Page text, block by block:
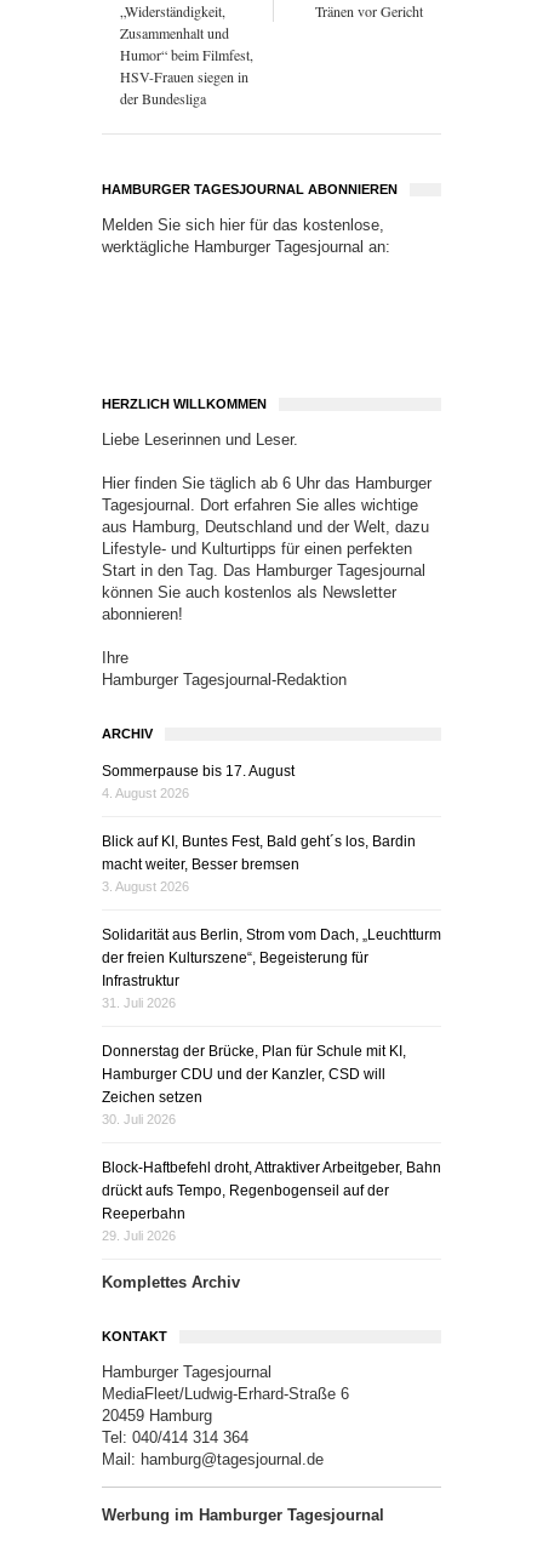
„Widerständigkeit,
Zusammenhalt und
Humor“ beim Filmfest,
HSV-Frauen siegen in
der Bundesliga
Tränen vor Gericht
HAMBURGER TAGESJOURNAL ABONNIEREN
Melden Sie sich hier für das kostenlose,
werktägliche Hamburger Tagesjournal an:
HERZLICH WILLKOMMEN
Liebe Leserinnen und Leser.
Hier finden Sie täglich ab 6 Uhr das Hamburger
Tagesjournal. Dort erfahren Sie alles wichtige
aus Hamburg, Deutschland und der Welt, dazu
Lifestyle- und Kulturtipps für einen perfekten
Start in den Tag. Das Hamburger Tagesjournal
können Sie auch kostenlos als Newsletter
abonnieren!
Ihre
Hamburger Tagesjournal-Redaktion
ARCHIV
Sommerpause bis 17. August
4. August 2026
Blick auf KI, Buntes Fest, Bald geht´s los, Bardin
macht weiter, Besser bremsen
3. August 2026
Solidarität aus Berlin, Strom vom Dach, „Leuchtturm
der freien Kulturszene“, Begeisterung für
Infrastruktur
31. Juli 2026
Donnerstag der Brücke, Plan für Schule mit KI,
Hamburger CDU und der Kanzler, CSD will
Zeichen setzen
30. Juli 2026
Block-Haftbefehl droht, Attraktiver Arbeitgeber, Bahn
drückt aufs Tempo, Regenbogenseil auf der
Reeperbahn
29. Juli 2026
Komplettes Archiv
KONTAKT
Hamburger Tagesjournal
MediaFleet/Ludwig-Erhard-Straße 6
20459 Hamburg
Tel: 040/414 314 364
Mail: hamburg@tagesjournal.de
Werbung im Hamburger Tagesjournal